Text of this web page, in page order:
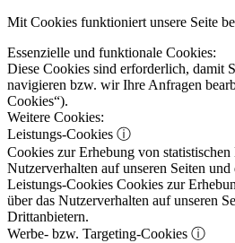
Mit Cookies funktioniert unsere Seite
Essenzielle und funktionale Cookies:
Diese Cookies sind erforderlich, damit
navigieren bzw. wir Ihre Anfragen
Cookies“).
Weitere Cookies:
Leistungs-Cookies ⓘ
Cookies zur Erhebung von statistischen
Nutzerverhalten auf unseren Seiten
Leistungs-Cookies Cookies zur
über das Nutzerverhalten auf unseren
Drittanbietern.
Werbe- bzw. Targeting-Cookies ⓘ